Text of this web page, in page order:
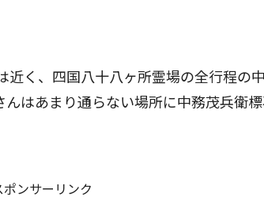
く、四国八十八ヶ所霊場の全行程の
はあまり通らない場所に中務茂兵衛
ポンサーリンク